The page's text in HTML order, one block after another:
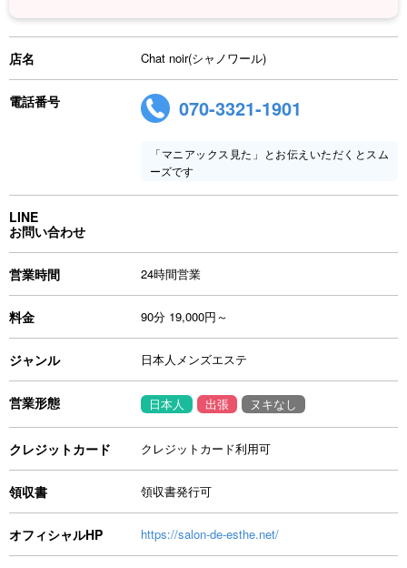
店名 Chat noir(シャノワール)
電話番号 070-3321-1901
「マニアックス見た」とお伝えいただくとスム
ーズです
LINE
お問い合わせ
営業時間 24時間営業
料金 90分 19,000円～
ジャンル 日本人メンズエステ
営業形態 日本人 出張 ヌキなし
クレジットカード クレジットカード利用可
領収書 領収書発行可
オフィシャルHP https://salon-de-esthe.net/